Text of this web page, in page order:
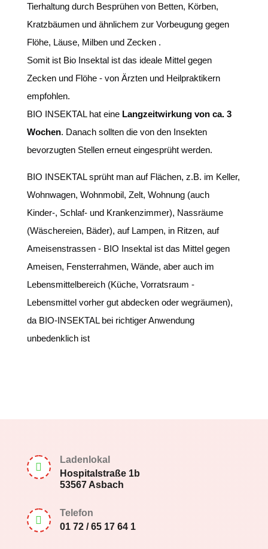
Tierhaltung durch Besprühen von Betten, Körben,
Kratzbäumen und ähnlichem zur Vorbeugung gegen
Flöhe, Läuse, Milben und Zecken .
Somit ist Bio Insektal ist das ideale Mittel gegen
Zecken und Flöhe - von Ärzten und Heilpraktikern
empfohlen.
BIO INSEKTAL hat eine Langzeitwirkung von ca. 3
Wochen. Danach sollten die von den Insekten
bevorzugten Stellen erneut eingesprüht werden.
BIO INSEKTAL sprüht man auf Flächen, z.B. im Keller,
Wohnwagen, Wohnmobil, Zelt, Wohnung (auch
Kinder-, Schlaf- und Krankenzimmer), Nassräume
(Wäschereien, Bäder), auf Lampen, in Ritzen, auf
Ameisenstrassen - BIO Insektal ist das Mittel gegen
Ameisen, Fensterrahmen, Wände, aber auch im
Lebensmittelbereich (Küche, Vorratsraum -
Lebensmittel vorher gut abdecken oder wegräumen),
da BIO-INSEKTAL bei richtiger Anwendung
unbedenklich ist

Ladenlokal
Hospitalstraße 1b
53567 Asbach

Telefon
01 72 / 65 17 64 1